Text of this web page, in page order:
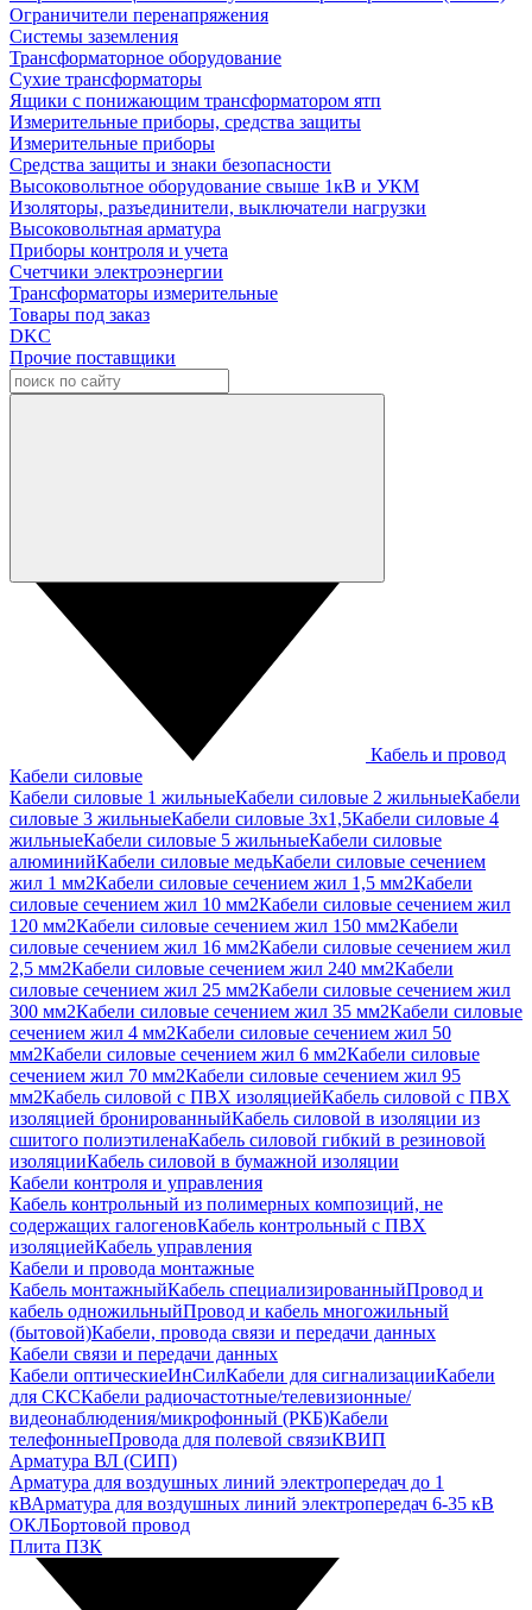
Ограничители перенапряжения
Системы заземления
Трансформаторное оборудование
Сухие трансформаторы
Ящики с понижающим трансформатором ятп
Измерительные приборы, средства защиты
Измерительные приборы
Средства защиты и знаки безопасности
Высоковольтное оборудование свыше 1кВ и УКМ
Изоляторы, разъединители, выключатели нагрузки
Высоковольтная арматура
Приборы контроля и учета
Счетчики электроэнергии
Трансформаторы измерительные
Товары под заказ
DKC
Прочие поставщики
Кабель и провод
Кабели силовые
Кабели силовые 1 жильныеКабели силовые 2 жильныеКабели
силовые 3 жильныеКабели силовые 3х1,5Кабели силовые 4
жильныеКабели силовые 5 жильныеКабели силовые
алюминийКабели силовые медьКабели силовые сечением
жил 1 мм2Кабели силовые сечением жил 1,5 мм2Кабели
силовые сечением жил 10 мм2Кабели силовые сечением жил
120 мм2Кабели силовые сечением жил 150 мм2Кабели
силовые сечением жил 16 мм2Кабели силовые сечением жил
2,5 мм2Кабели силовые сечением жил 240 мм2Кабели
силовые сечением жил 25 мм2Кабели силовые сечением жил
300 мм2Кабели силовые сечением жил 35 мм2Кабели силовые
сечением жил 4 мм2Кабели силовые сечением жил 50
мм2Кабели силовые сечением жил 6 мм2Кабели силовые
сечением жил 70 мм2Кабели силовые сечением жил 95
мм2Кабель силовой с ПВХ изоляциейКабель силовой с ПВХ
изоляцией бронированныйКабель силовой в изоляции из
сшитого полиэтиленаКабель силовой гибкий в резиновой
изоляцииКабель силовой в бумажной изоляции
Кабели контроля и управления
Кабель контрольный из полимерных композиций, не
содержащих галогеновКабель контрольный с ПВХ
изоляциейКабель управления
Кабели и провода монтажные
Кабель монтажныйКабель специализированныйПровод и
кабель одножильныйПровод и кабель многожильный
(бытовой)Кабели, провода связи и передачи данных
Кабели связи и передачи данных
Кабели оптическиеИнСилКабели для сигнализацииКабели
для СКСКабели радиочастотные/телевизионные/
видеонаблюдения/микрофонный (РКБ)Кабели
телефонныеПровода для полевой связиКВИП
Арматура ВЛ (СИП)
Арматура для воздушных линий электропередач до 1
кВАрматура для воздушных линий электропередач 6-35 кВ
ОКЛБортовой провод
Плита ПЗК